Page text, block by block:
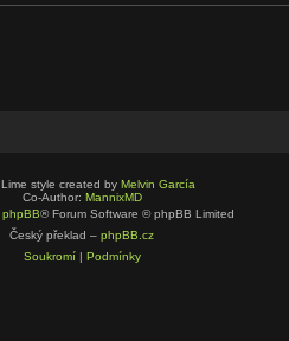
style created by Melvin García
Co-Author: MannixMD
phpBB® Forum Software © phpBB Limited
Český překlad – phpBB.cz
Soukromí| Podmínky